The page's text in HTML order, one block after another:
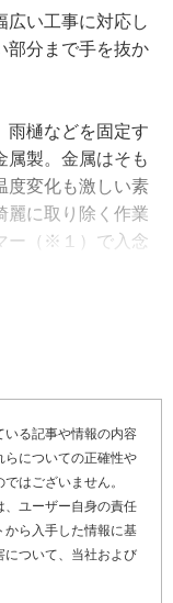
広い工事に対応し
部分まで手を抜か
雨樋などを固定す
属製。金属はそも
度変化も激しい素
麗に取り除く作業
ー（※１）で入念
特性は、冬に気
れるので、朝晩
らないよう、逆
して塗料の希釈
すね。薄めすぎ
してくる可能性
いる記事や情報の内容
らについての正確性や
はございません。
、ユーザー自身の責任
から入手した情報に基
について、当社および